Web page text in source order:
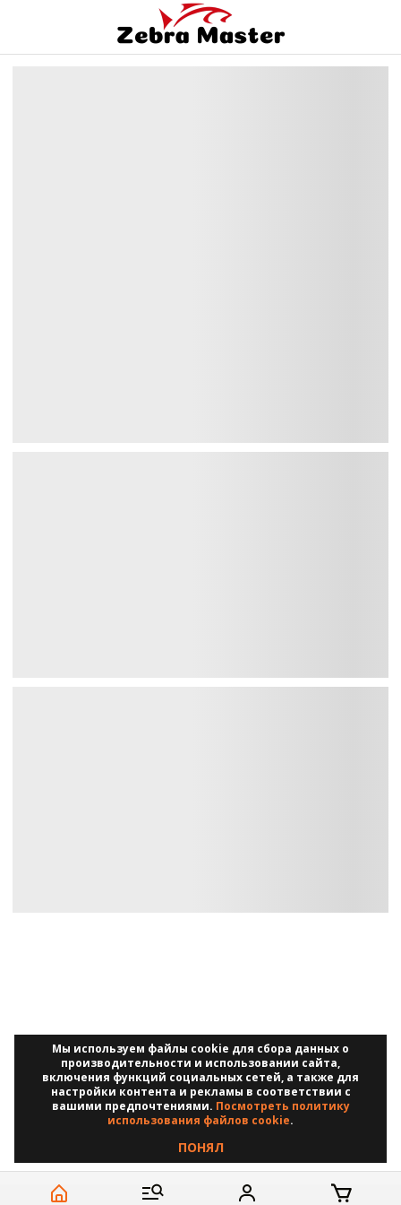
Мы используем файлы cookie для сбора данных о
производительности и использовании сайта,
включения функций социальных сетей, а также для
настройки контента и рекламы в соответствии с
вашими предпочтениями. Посмотреть политику
использования файлов cookie
ПОНЯЛ